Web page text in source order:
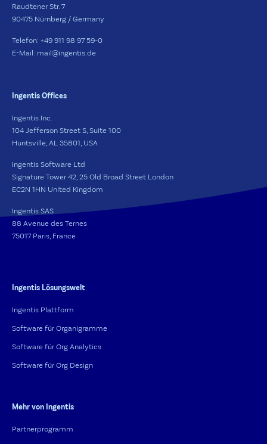
Raudtener Str. 7
90475 Nürnberg / Germany
Telefon: +49 911 98 97 59-0
E-Mail: mail@ingentis.de
Ingentis Offices
Ingentis Inc.
104 Jefferson Street S, Suite 100
Huntsville, AL 35801, USA
Ingentis Software Ltd
Signature Tower 42, 25 Old Broad Street London
EC2N 1HN United Kingdom
Ingentis SAS
88 Avenue des Ternes
75017 Paris, France
Ingentis Lösungswelt
Ingentis Plattform
Software für Organigramme
Software für Org Analytics
Software für Org Design
Mehr von Ingentis
Partnerprogramm